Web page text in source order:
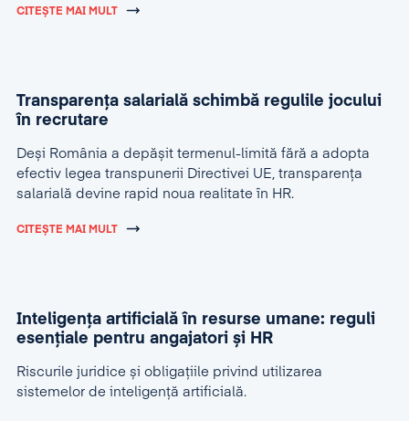
CITEȘTE MAI MULT
Transparența salarială schimbă regulile jocului
în recrutare
Deși România a depășit termenul-limită fără a adopta
efectiv legea transpunerii Directivei UE, transparența
salarială devine rapid noua realitate în HR.
CITEȘTE MAI MULT
Inteligența artificială în resurse umane: reguli
esențiale pentru angajatori și HR
Riscurile juridice și obligațiile privind utilizarea
sistemelor de inteligență artificială.